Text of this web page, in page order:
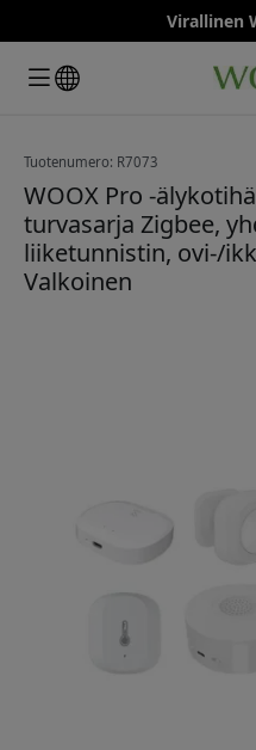
Virallinen
Tuotenumero: R7073
WOOX Pro -
turvasarja Zigbee,
liiketunnistin, ovi-/
Valkoinen